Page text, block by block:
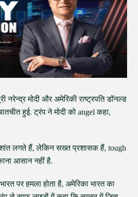
नरेन्द्र मोदी और अमेरिकी राष्ट्रपति डॉनल्ड
हुई. ट्रंप ने मोदी को angel कहा,
लगते हैं, लेकिन सख्त प्रशासक हैं, tough
आसान नहीं है.
पर हमला होता है, अमेरिका भारत का